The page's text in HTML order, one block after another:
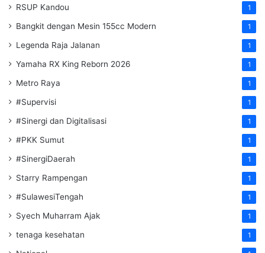
RSUP Kandou 1
Bangkit dengan Mesin 155cc Modern 1
Legenda Raja Jalanan 1
Yamaha RX King Reborn 2026 1
Metro Raya 1
#Supervisi 1
#Sinergi dan Digitalisasi 1
#PKK Sumut 1
#SinergiDaerah 1
Starry Rampengan 1
#SulawesiTengah 1
Syech Muharram Ajak 1
tenaga kesehatan 1